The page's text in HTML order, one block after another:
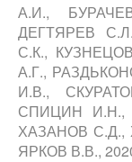
А.И.,
ДЕГТЯРЕВ
С.К.,
А.Г.,
И.В.,
СПИЦИН И.Н.,
ХАЗАНОВ С.Д.,
ЯРКОВ В.В.,